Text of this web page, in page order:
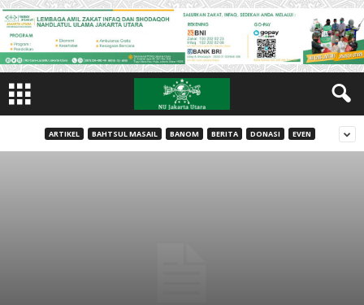
ARTIKEL BAHTSUL MASAIL BANOM BERITA DONASI EVEN